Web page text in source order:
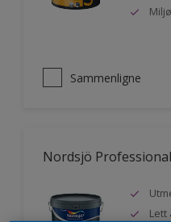
Sammenligne
Nordsjö